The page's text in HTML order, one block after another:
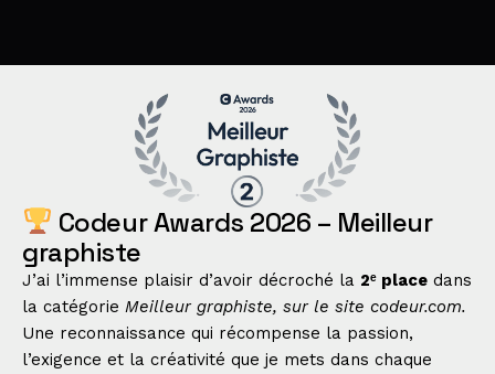
Codeur Awards 2026 – Meilleur
graphiste
J’ai l’immense plaisir d’avoir décroché la 2ᵉ place dans
la catégorie Meilleur graphiste, sur le site codeur.com.
Une reconnaissance qui récompense la passion,
l’exigence et la créativité que je mets dans chaque